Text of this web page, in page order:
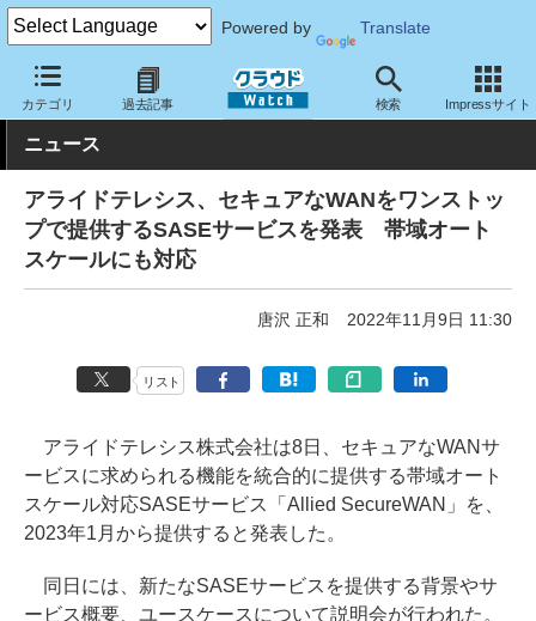
Powered by Translate
カテゴリ 過去記事 検索 Impressサイト
クラウド Watch セキュリティ セキュリティサービス
ニュース
アライドテレシス、セキュアなWANをワンストッ
プで提供するSASEサービスを発表 帯域オート
スケールにも対応
唐沢 正和 2022年11月9日 11:30
リスト
アライドテレシス株式会社は8日、セキュアなWANサ
ービスに求められる機能を統合的に提供する帯域オート
スケール対応SASEサービス「Allied SecureWAN」を、
2023年1月から提供すると発表した。
同日には、新たなSASEサービスを提供する背景やサ
ービス概要、ユースケースについて説明会が行われた。